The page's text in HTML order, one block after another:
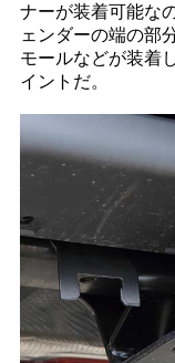
ナーが装着可能な
ェンダーの端の部
モールなどが装着
イントだ。